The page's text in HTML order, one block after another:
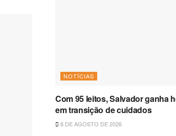
NOTÍCIAS
Com 95 leitos, Salvador ganha
em transição de cuidados
6 DE AGOSTO DE 2026